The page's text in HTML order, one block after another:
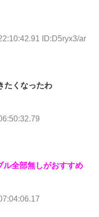
ID:D5ryx3/ar
たくなったわ
ル全部無しがおすすめ